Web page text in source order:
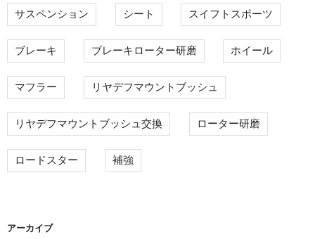
サスペンション シート スイフトスポーツ
ブレーキ ブレーキローター研磨 ホイール
マフラー リヤデフマウントブッシュ
リヤデフマウントブッシュ交換 ローター研磨
ロードスター 補強
アーカイブ